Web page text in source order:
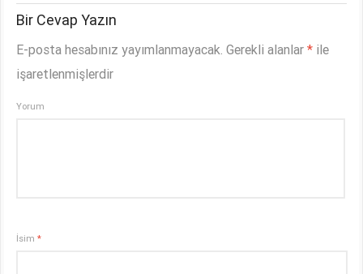
Bir Cevap Yazın
E-posta hesabınız yayımlanmayacak. Gerekli alanlar* ile
işaretlenmişlerdir
Yorum
İsim*